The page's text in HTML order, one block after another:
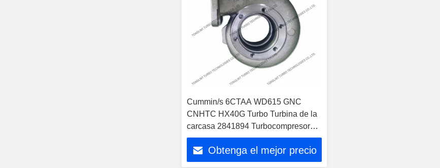
Cummin/s 6CTAA WD615 GNC
CNHTC HX40G Turbo Turbina de la
carcasa 2841894 Turbocompresor
3775588 612600114207
Obtenga el mejor precio